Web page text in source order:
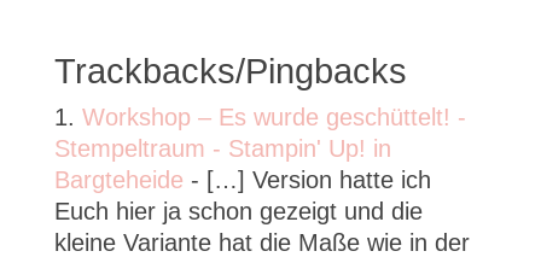
Trackbacks/Pingbacks
Workshop – Es wurde geschüttelt! -
Stempeltraum - Stampin' Up! in
Bargteheide - […] Version hatte ich
Euch hier ja schon gezeigt und die
kleine Variante hat die Maße wie in der